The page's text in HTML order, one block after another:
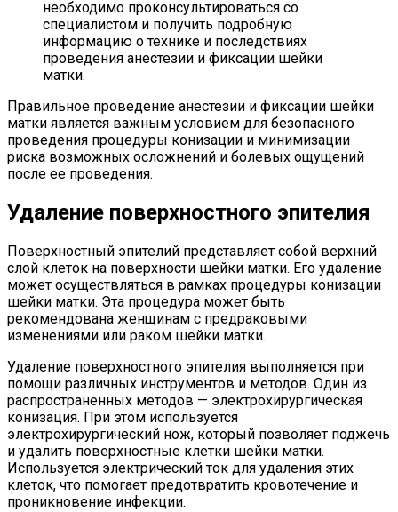
необходимо проконсультироваться со
специалистом и получить подробную
информацию о технике и последствиях
проведения анестезии и фиксации шейки
матки.
Правильное проведение анестезии и фиксации шейки
матки является важным условием для безопасного
проведения процедуры конизации и минимизации
риска возможных осложнений и болевых ощущений
после ее проведения.
Удаление поверхностного эпителия
Поверхностный эпителий представляет собой верхний
слой клеток на поверхности шейки матки. Его удаление
может осуществляться в рамках процедуры конизации
шейки матки. Эта процедура может быть
рекомендована женщинам с предраковыми
изменениями или раком шейки матки.
Удаление поверхностного эпителия выполняется при
помощи различных инструментов и методов. Один из
распространенных методов — электрохирургическая
конизация. При этом используется
электрохирургический нож, который позволяет поджечь
и удалить поверхностные клетки шейки матки.
Используется электрический ток для удаления этих
клеток, что помогает предотвратить кровотечение и
проникновение инфекции.